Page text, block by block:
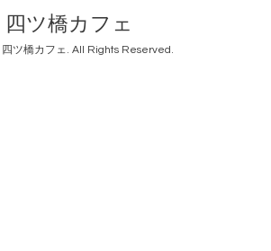
四ツ橋カフェ
四ツ橋カフェ. All Rights Reserved.